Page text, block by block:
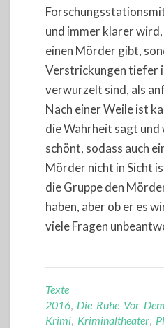
und immer klarer
einen Mörder gibt,
Verstrickungen tiefer
verwurzelt sind, als
Nach einer Weile ist
die Wahrheit sagt und
schönt, sodass auch
Mörder nicht in Sicht
die Gruppe den
haben, aber ob er es
viele Fragen
Texte
2016, Die Ruhe Vor
Krimi, Kriminaltheater,